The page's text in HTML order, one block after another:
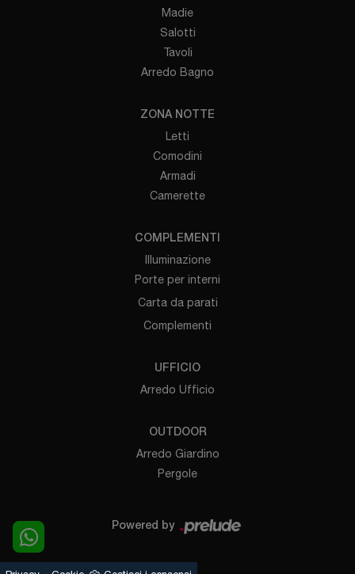
Madie
Salotti
Tavoli
Arredo Bagno
ZONA NOTTE
Letti
Comodini
Armadi
Camerette
COMPLEMENTI
Illuminazione
Porte per interni
Carta da parati
Complementi
UFFICIO
Arredo Ufficio
OUTDOOR
Arredo Giardino
Pergole
Powered by